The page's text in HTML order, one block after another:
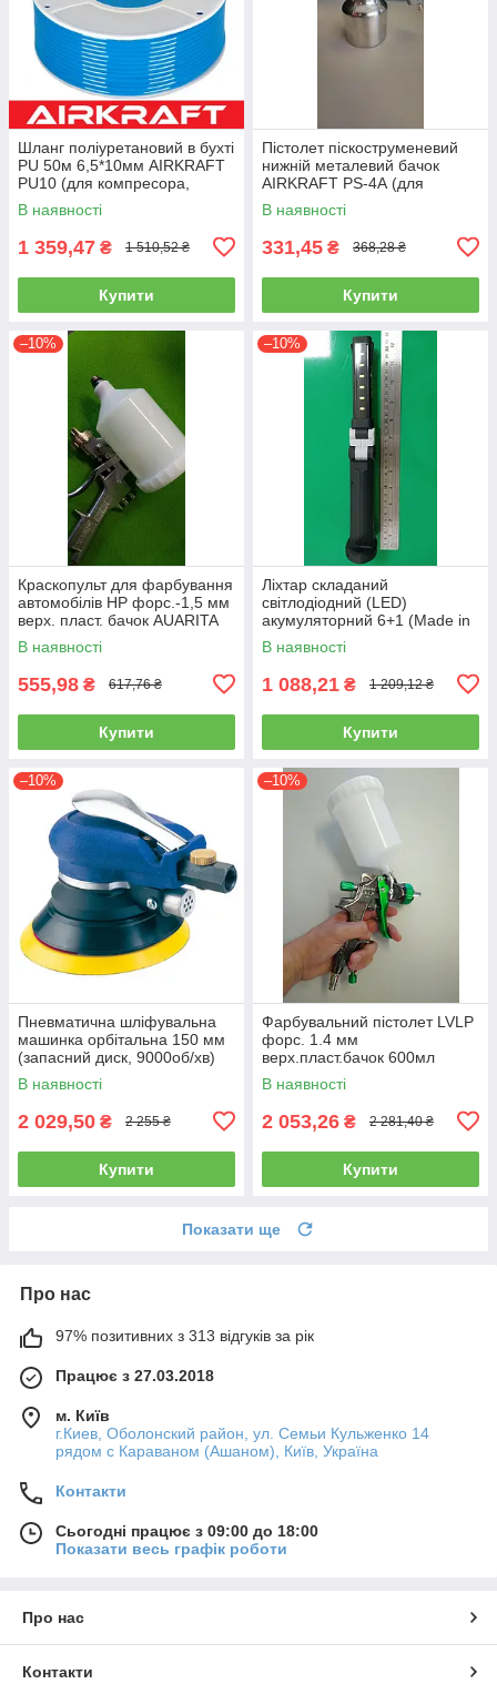
Шланг поліуретановий в бухті
PU 50м 6,5*10мм AIRKRAFT
PU10 (для компресора,
пневматичний, повітряний)
В наявності
1 359,47 ₴ 1 510,52 ₴
Купити
Пістолет піскоструменевий
нижній металевий бачок
AIRKRAFT PS-4А (для
розпилення, нагнітання,
пневмопістолет)
В наявності
331,45 ₴ 368,28 ₴
Купити
–10%
Краскопульт для фарбування
автомобілів HP форс.-1,5 мм
верх. пласт. бачок AUARITA
S-990P-1.8
В наявності
555,98 ₴ 617,76 ₴
Купити
–10%
Ліхтар складаний
світлодіодний (LED)
акумуляторний 6+1 (Made in
GERMANY) WL-0601
(ліхтарик, ручний)
В наявності
1 088,21 ₴ 1 209,12 ₴
Купити
–10%
Пневматична шліфувальна
машинка орбітальна 150 мм
(запасний диск, 9000об/хв)
AIRKRAFT AT-980-6V
В наявності
2 029,50 ₴ 2 255 ₴
Купити
–10%
Фарбувальний пістолет LVLP
форс. 1.4 мм
верх.пласт.бачок 600мл
AUARITA L-897-1.4
В наявності
2 053,26 ₴ 2 281,40 ₴
Купити
Показати ще
Про нас
97% позитивних з 313 відгуків за рік
Працює з 27.03.2018
м. Київ
г.Киев, Оболонский район, ул. Семьи Кульженко 14
рядом с Караваном (Ашаном), Київ, Україна
Контакти
Сьогодні працює з 09:00 до 18:00
Показати весь графік роботи
Про нас
Контакти